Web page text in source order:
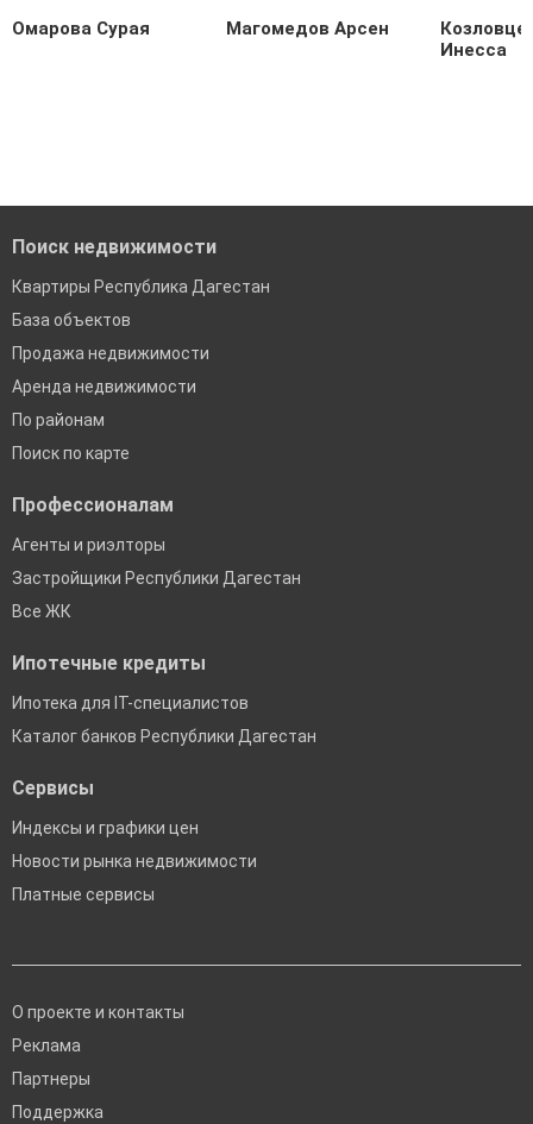
Омарова Сурая Магомедов Арсен
Инесса
Поиск недвижимости
Квартиры Республика Дагестан
База объектов
Продажа недвижимости
Аренда недвижимости
По районам
Поиск по карте
Профессионалам
Агенты и риэлторы
Застройщики Республики Дагестан
Все ЖК
Ипотечные кредиты
Ипотека для IT-специалистов
Каталог банков Республики Дагестан
Сервисы
Индексы и графики цен
Новости рынка недвижимости
Платные сервисы
О проекте и контакты
Реклама
Партнеры
Поддержка